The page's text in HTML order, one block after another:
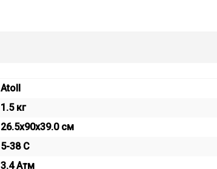
Atoll
1.5 кг
26.5x90x39.0 см
5-38 C
3.4 Атм